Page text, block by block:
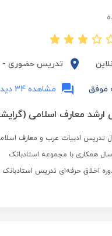
تدریس حضوری -
موفق مشاهده 34 دیدگاه
همکاری با مجموعه استادبانک
اخلاق حرفه‌ای تدریس استادبانک